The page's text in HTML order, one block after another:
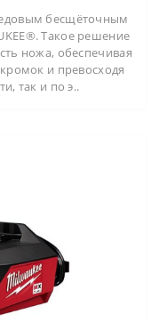
бесщёточным
Такое решение
ножа, обеспечивая
и превосходя
так и по э..